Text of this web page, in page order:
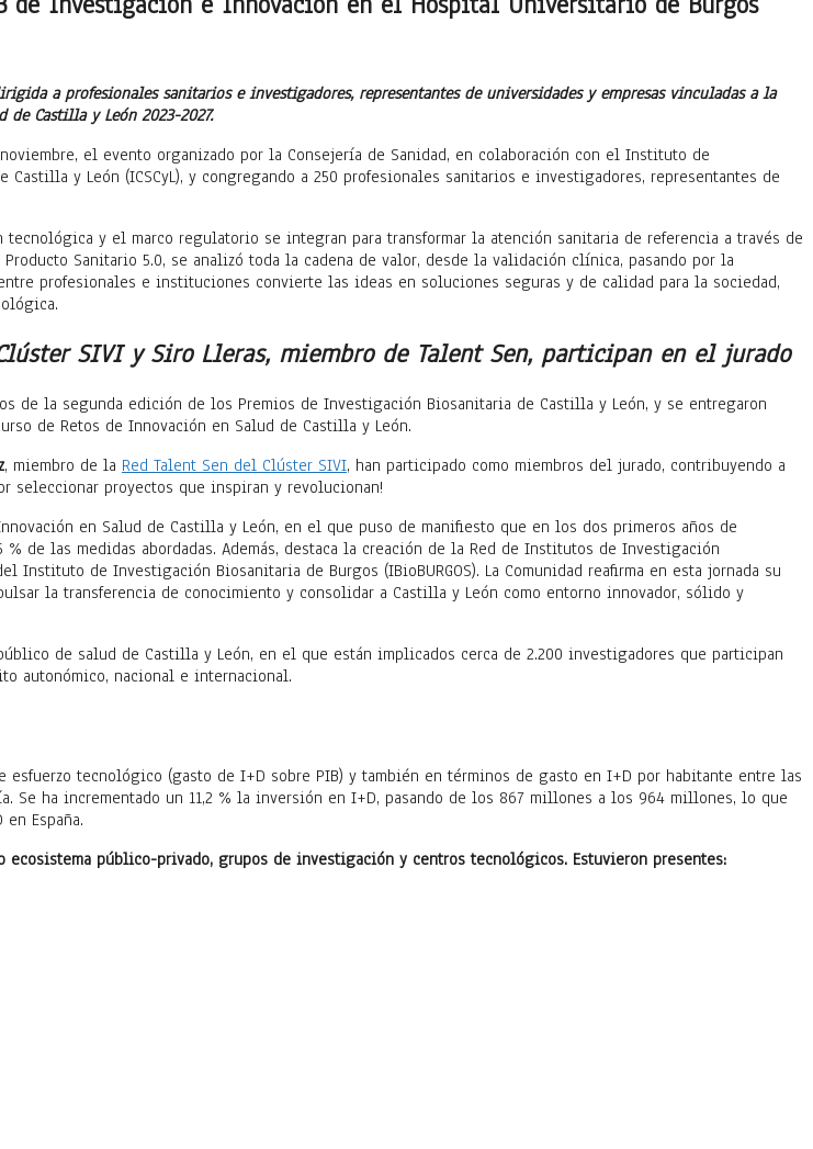
a profesionales sanitarios e investigadores, representantes de universidades y empresas vinculadas a la
Castilla y León 2023-2027.
el evento organizado por la Consejería de Sanidad, en colaboración con el Instituto de
y León (ICSCyL), y congregando a 250 profesionales sanitarios e investigadores, representantes de
y el marco regulatorio se integran para transformar la atención sanitaria de referencia a través de
Sanitario 5.0, se analizó toda la cadena de valor, desde la validación clínica, pasando por la
profesionales e instituciones convierte las ideas en soluciones seguras y de calidad para la sociedad,
SIVI y Siro Lleras, miembro de Talent Sen, participan en el jurado
de la segunda edición de los Premios de Investigación Biosanitaria de Castilla y León, y se entregaron
de Retos de Innovación en Salud de Castilla y León.
, miembro de la Red Talent Sen del Clúster SIVI, han participado como miembros del jurado, contribuyendo a
seleccionar proyectos que inspiran y revolucionan!
en Salud de Castilla y León, en el que puso de manifiesto que en los dos primeros años de
de las medidas abordadas. Además, destaca la creación de la Red de Institutos de Investigación
de Investigación Biosanitaria de Burgos (IBioBURGOS). La Comunidad reafirma en esta jornada su
la transferencia de conocimiento y consolidar a Castilla y León como entorno innovador, sólido y
de salud de Castilla y León, en el que están implicados cerca de 2.200 investigadores que participan
autonómico, nacional e internacional.
tecnológico (gasto de I+D sobre PIB) y también en términos de gasto en I+D por habitante entre las
ha incrementado un 11,2 % la inversión en I+D, pasando de los 867 millones a los 964 millones, lo que
España.
público-privado, grupos de investigación y centros tecnológicos. Estuvieron presentes: